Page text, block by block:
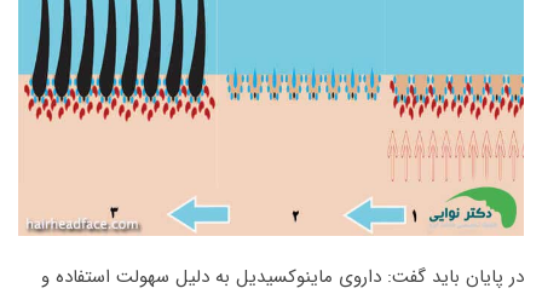
در پایان باید گفت: داروی ماینوکسیدیل به دلیل سهولت استفاده و